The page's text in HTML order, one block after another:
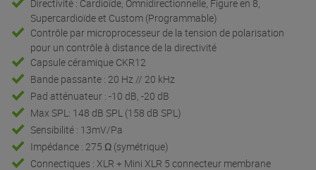
Directivité : Cardioïde, Omnidirectionnelle, Figure en 8,
Supercardioïde et Custom (Programmable)
Contrôle par microprocesseur de la tension de polarisation
pour un contrôle à distance de la directivité
Capsule céramique CKR12
Bande passante : 20 Hz // 20 kHz
Pad atténuateur : -10 dB, -20 dB
Max SPL: 148 dB SPL (158 dB SPL)
Sensibilité : 13mV/Pa
Impédance : 275 Ω (symétrique)
Connectiques : XLR + Mini XLR 5 connecteur membrane